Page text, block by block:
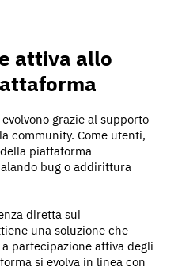
attiva allo
grazie al supporto
community. Come utenti,
piattaforma
bug o addirittura
diretta sui
una soluzione che
partecipazione attiva degli
si evolva in linea con